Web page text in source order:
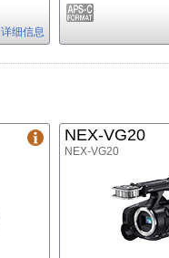
详细信息
NEX-VG20
NEX-VG20